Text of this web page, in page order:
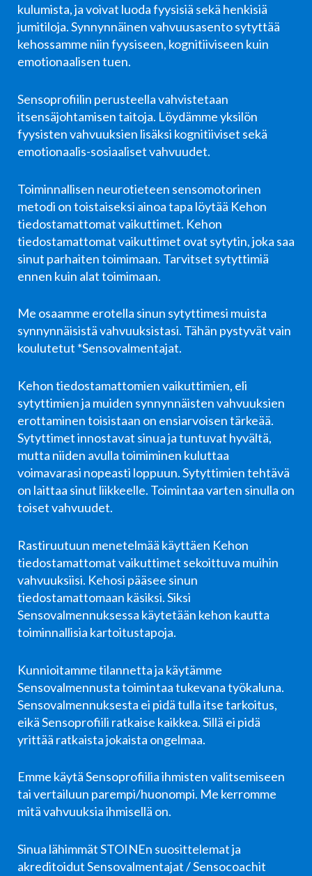
kulumista, ja voivat luoda fyysisiä sekä henkisiä
jumitiloja. Synnynnäinen vahvuusasento sytyttää
kehossamme niin fyysiseen, kognitiiviseen kuin
emotionaalisen tuen.
Sensoprofiilin perusteella vahvistetaan
itsensäjohtamisen taitoja. Löydämme yksilön
fyysisten vahvuuksien lisäksi kognitiiviset sekä
emotionaalis-sosiaaliset vahvuudet.
Toiminnallisen neurotieteen sensomotorinen
metodi on toistaiseksi ainoa tapa löytää Kehon
tiedostamattomat vaikuttimet. Kehon
tiedostamattomat vaikuttimet ovat sytytin, joka saa
sinut parhaiten toimimaan. Tarvitset sytyttimiä
ennen kuin alat toimimaan.
Me osaamme erotella sinun sytyttimesi muista
synnynnäisistä vahvuuksistasi. Tähän pystyvät vain
koulutetut *Sensovalmentajat.
Kehon tiedostamattomien vaikuttimien, eli
sytyttimien ja muiden synnynnäisten vahvuuksien
erottaminen toisistaan on ensiarvoisen tärkeää.
Sytyttimet innostavat sinua ja tuntuvat hyvältä,
mutta niiden avulla toimiminen kuluttaa
voimavarasi nopeasti loppuun. Sytyttimien tehtävä
on laittaa sinut liikkeelle. Toimintaa varten sinulla on
toiset vahvuudet.
Rastiruutuun menetelmää käyttäen Kehon
tiedostamattomat vaikuttimet sekoittuva muihin
vahvuuksiisi. Kehosi pääsee sinun
tiedostamattomaan käsiksi. Siksi
Sensovalmennuksessa käytetään kehon kautta
toiminnallisia kartoitustapoja.
Kunnioitamme tilannetta ja käytämme
Sensovalmennusta toimintaa tukevana työkaluna.
Sensovalmennuksesta ei pidä tulla itse tarkoitus,
eikä Sensoprofiili ratkaise kaikkea. Sillä ei pidä
yrittää ratkaista jokaista ongelmaa.
Emme käytä Sensoprofiilia ihmisten valitsemiseen
tai vertailuun parempi/huonompi. Me kerromme
mitä vahvuuksia ihmisellä on.
Sinua lähimmät STOINEn suosittelemat ja
akreditoidut Sensovalmentajat / Sensocoachit